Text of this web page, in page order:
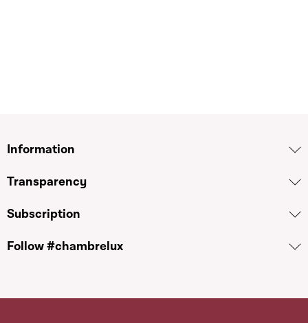
Information
Transparency
Subscription
Follow #chambrelux